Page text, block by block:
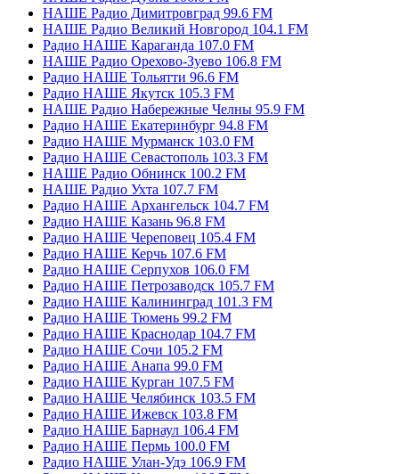
НАШЕ Радио Димитровград 99.6 FM
НАШЕ Радио Великий Новгород 104.1 FM
Радио НАШЕ Караганда 107.0 FM
НАШЕ Радио Орехово-Зуево 106.8 FM
Радио НАШЕ Тольятти 96.6 FM
Радио НАШЕ Якутск 105.3 FM
НАШЕ Радио Набережные Челны 95.9 FM
Радио НАШЕ Екатеринбург 94.8 FM
Радио НАШЕ Мурманск 103.0 FM
Радио НАШЕ Севастополь 103.3 FM
НАШЕ Радио Обнинск 100.2 FM
НАШЕ Радио Ухта 107.7 FM
Радио НАШЕ Архангельск 104.7 FM
Радио НАШЕ Казань 96.8 FM
Радио НАШЕ Череповец 105.4 FM
Радио НАШЕ Керчь 107.6 FM
Радио НАШЕ Серпухов 106.0 FM
Радио НАШЕ Петрозаводск 105.7 FM
Радио НАШЕ Калининград 101.3 FM
Радио НАШЕ Тюмень 99.2 FM
Радио НАШЕ Краснодар 104.7 FM
Радио НАШЕ Сочи 105.2 FM
Радио НАШЕ Анапа 99.0 FM
Радио НАШЕ Курган 107.5 FM
Радио НАШЕ Челябинск 103.5 FM
Радио НАШЕ Ижевск 103.8 FM
Радио НАШЕ Барнаул 106.4 FM
Радио НАШЕ Пермь 100.0 FM
Радио НАШЕ Улан-Удэ 106.9 FM